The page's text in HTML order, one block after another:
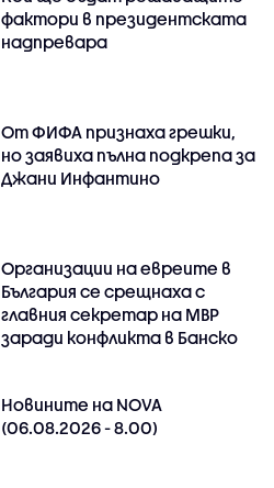
фактори в президентската
надпревара
От ФИФА признаха грешки,
но заявиха пълна подкрепа за
Джани Инфантино
Организации на евреите в
България се срещнаха с
главния секретар на МВР
заради конфликта в Банско
Новините на NOVA
(06.08.2026 - 8.00)